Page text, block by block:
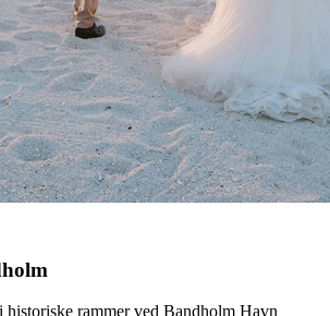
historiske rammer ved Bandholm Havn